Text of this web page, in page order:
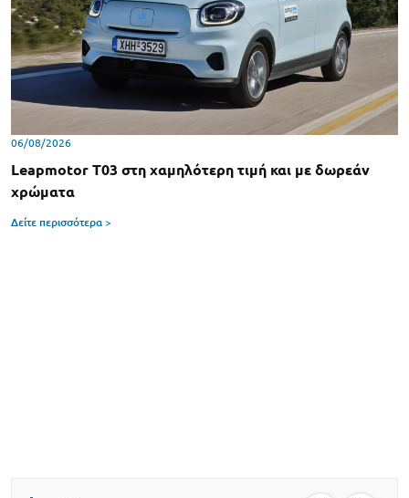
06/08/2026
Leapmotor T03 στη χαμηλότερη τιμή και με δωρεάν
χρώματα
Δείτε περισσότερα >